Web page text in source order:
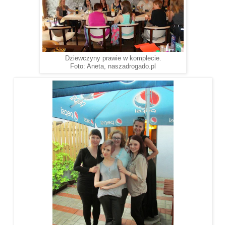
Dziewczyny prawie w komplecie.
Foto: Aneta, naszadrogado.pl